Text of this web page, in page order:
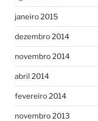
janeiro 2015
dezembro 2014
novembro 2014
abril 2014
fevereiro 2014
novembro 2013